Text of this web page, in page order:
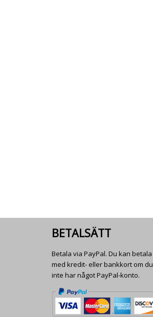
BETALSÄTT
Betala via PayPal. Du kan betala
med kredit- eller bankkort om du
inte har något PayPal-konto.